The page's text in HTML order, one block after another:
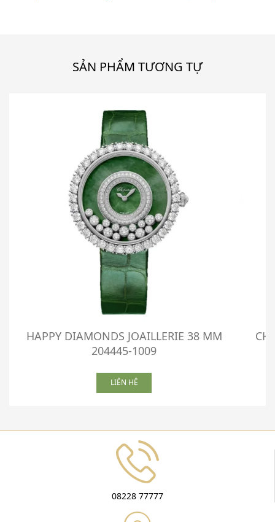
SẢN PHẨM TƯƠNG TỰ
HAPPY DIAMONDS JOAILLERIE 38 MM
204445-1009
LIÊN HỆ
08228 77777